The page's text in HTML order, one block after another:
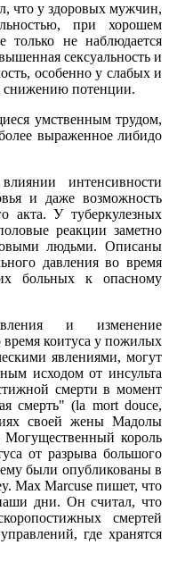
что у здоровых мужчин,
при хорошем
не наблюдается
сексуальность и
особенно у слабых и
снижению потенции.
умственным трудом,
выраженное либидо
интенсивности
и даже возможность
акта. У туберкулезных
реакции заметно
людьми. Описаны
давления во время
больных к опасному
и изменение
время коитуса у пожилых
явлениями, могут
исходом от инсульта
смерти в момент
смерть" (lа mort douce,
своей жены Мадолы
Могущественный король
от разрыва большого
были опубликованы в
Max Marcuse пишет, что
дни. Он считал, что
смертей
где хранятся